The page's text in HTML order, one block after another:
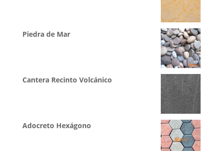
Piedra de Mar
Cantera Recinto Volcánico
Adocreto Hexágono